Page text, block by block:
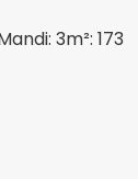
3m²: 173